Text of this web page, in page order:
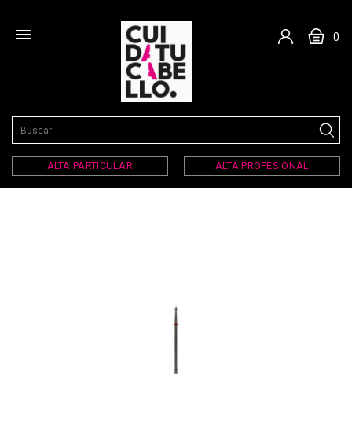
 0
ALTA PARTICULAR ALTA PROFESIONAL